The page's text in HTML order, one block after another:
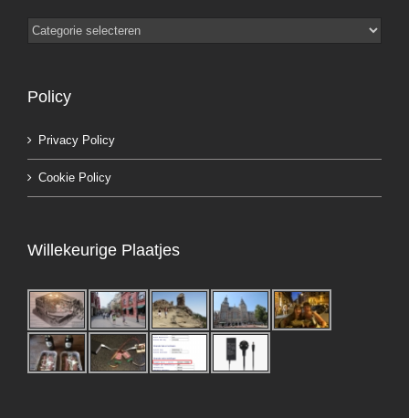
Categorieën
Policy
Privacy Policy
Cookie Policy
Willekeurige Plaatjes